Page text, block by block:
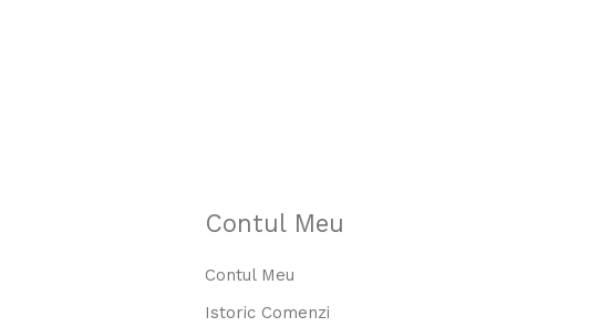
Contul Meu
Contul Meu
Istoric Comenzi